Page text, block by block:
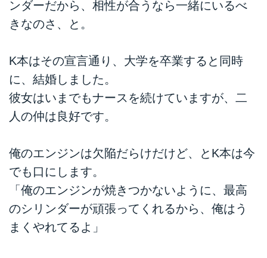
ンダーだから、相性が合うなら一緒にいるべ
きなのさ、と。
K本はその宣言通り、大学を卒業すると同時
に、結婚しました。
彼女はいまでもナースを続けていますが、二
人の仲は良好です。
俺のエンジンは欠陥だらけだけど、とK本は今
でも口にします。
「俺のエンジンが焼きつかないように、最高
のシリンダーが頑張ってくれるから、俺はう
まくやれてるよ」